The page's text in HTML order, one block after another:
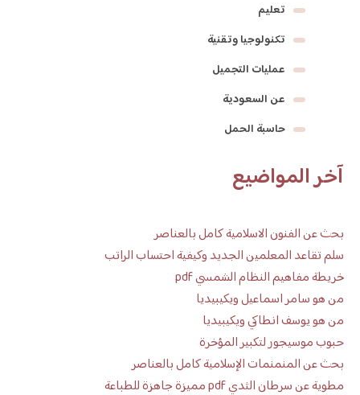
تعليم
تكنولوجيا وتقنية
عمليات التجميل
عن السعودية
حاسبة الحمل
آخر المواضيع
بحث عن الفنون الاسلامية كامل بالعناصر
سلم تقاعد المعلمين الجديد وكيفية احتساب الراتب
خريطة مفاهيم النظام الشمسي pdf
من هو سامر اسماعيل ويكيبيديا
من هو يوسف انطاكي ويكيبيديا
حبوب موسيجور لتكبير المؤخرة
بحث عن المنمنمات الإسلامية كامل بالعناصر
مطوية عن سرطان الثدي pdf مميزة جاهزة للطباعة